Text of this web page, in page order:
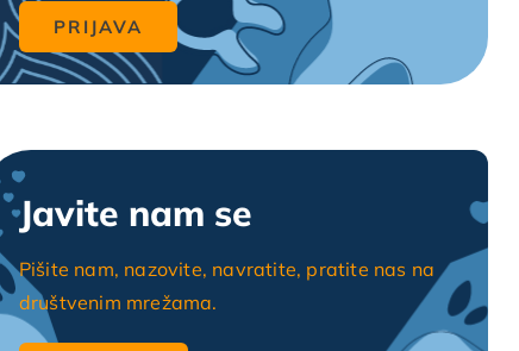
Javite nam se
Pišite nam, nazovite, navratite, pratite nas na
društvenim mrežama.